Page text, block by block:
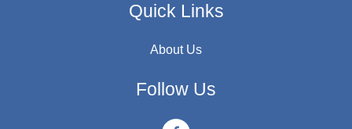
Quick Links
About Us
Follow Us